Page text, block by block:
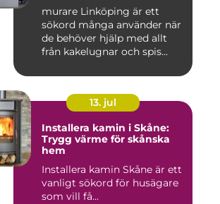
murare Linköping är ett
sökord många använder när
de behöver hjälp med allt
från kakelugnar och spis...
13. jul
Installera kamin i Skåne:
Trygg värme för skånska
hem
Installera kamin Skåne är ett
vanligt sökord för husägare
som vill få...